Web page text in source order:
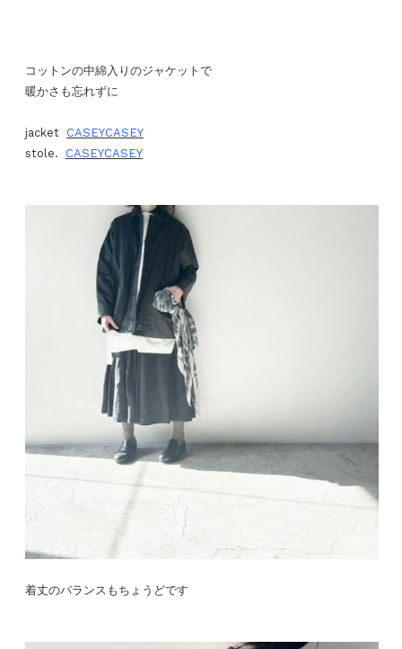
コットンの中綿入りのジャケットで
暖かさも忘れずに
jacket CASEYCASEY
stole. CASEYCASEY
着丈のバランスもちょうどです